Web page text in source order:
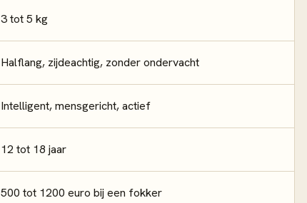
3 tot 5 kg
Halflang, zijdeachtig, zonder ondervacht
Intelligent, mensgericht, actief
12 tot 18 jaar
500 tot 1200 euro bij een fokker